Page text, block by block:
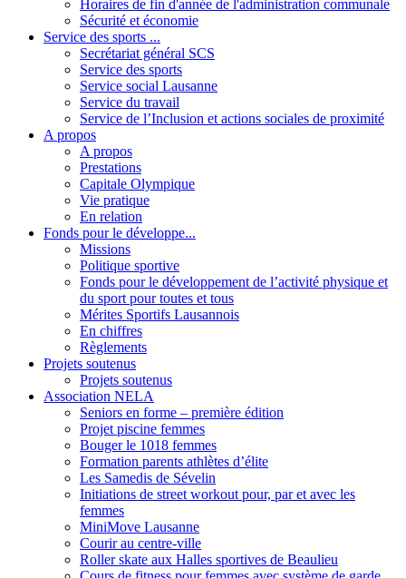
Horaires de fin d'année de l'administration communale
Sécurité et économie
Service des sports ...
Secrétariat général SCS
Service des sports
Service social Lausanne
Service du travail
Service de l’Inclusion et actions sociales de proximité
A propos
A propos
Prestations
Capitale Olympique
Vie pratique
En relation
Fonds pour le développe...
Missions
Politique sportive
Fonds pour le développement de l’activité physique et
du sport pour toutes et tous
Mérites Sportifs Lausannois
En chiffres
Règlements
Projets soutenus
Projets soutenus
Association NELA
Seniors en forme – première édition
Projet piscine femmes
Bouger le 1018 femmes
Formation parents athlètes d’élite
Les Samedis de Sévelin
Initiations de street workout pour, par et avec les
femmes
MiniMove Lausanne
Courir au centre-ville
Roller skate aux Halles sportives de Beaulieu